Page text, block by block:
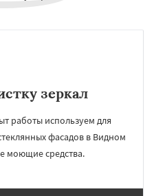
зеркал
работы используем для
фасадов в Видном
моющие средства.